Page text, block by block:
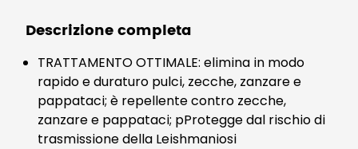
Descrizione completa
TRATTAMENTO OTTIMALE: elimina in modo
rapido e duraturo pulci, zecche, zanzare e
pappataci; è repellente contro zecche,
zanzare e pappataci; pProtegge dal rischio di
trasmissione della Leishmaniosi